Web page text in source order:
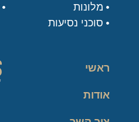
מלונות
סוכני נסיעות
ראשי
אודות